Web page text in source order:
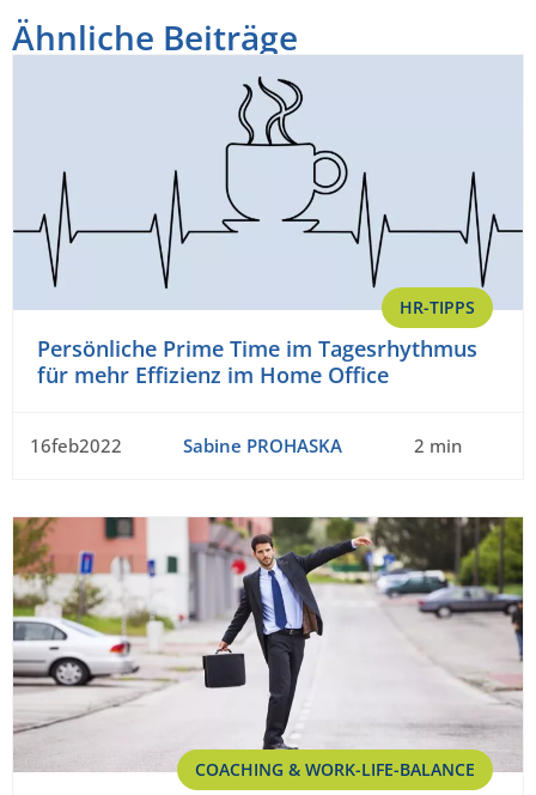
Ähnliche Beiträge
HR-TIPPS
Persönliche Prime Time im Tagesrhythmus
für mehr Effizienz im Home Office
16feb2022 Sabine PROHASKA 2 min
COACHING & WORK-LIFE-BALANCE